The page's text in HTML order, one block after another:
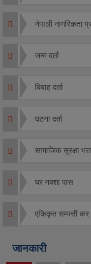
नेपाली नागरिकता
जन्म दर्ता
बिबाह दर्ता
घटना दर्ता
सामाजिक सुरक्षा
घर नक्शा पास
एकिकृत सम्पत्ती
जानकारी